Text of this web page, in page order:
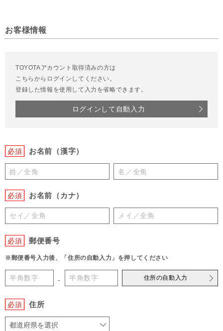
お客様情報
TOYOTAアカウント取得済みの方は
こちらからログインしてください。
登録した情報を使用して入力を省略できます。
ログインして自動入力
必須 お名前（漢字）
必須 お名前（カナ）
必須 郵便番号
※郵便番号入力後、「住所の自動入力」を押してください
- 住所の自動入力
必須 住所
都道府県を選択